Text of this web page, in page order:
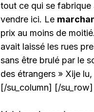
tout ce qui se fabrique
vendre ici. Le
prix au moins de
avait laissé les rues
sans être brulé par le
des étrangers » Xije
[/su_column] [/su_row]